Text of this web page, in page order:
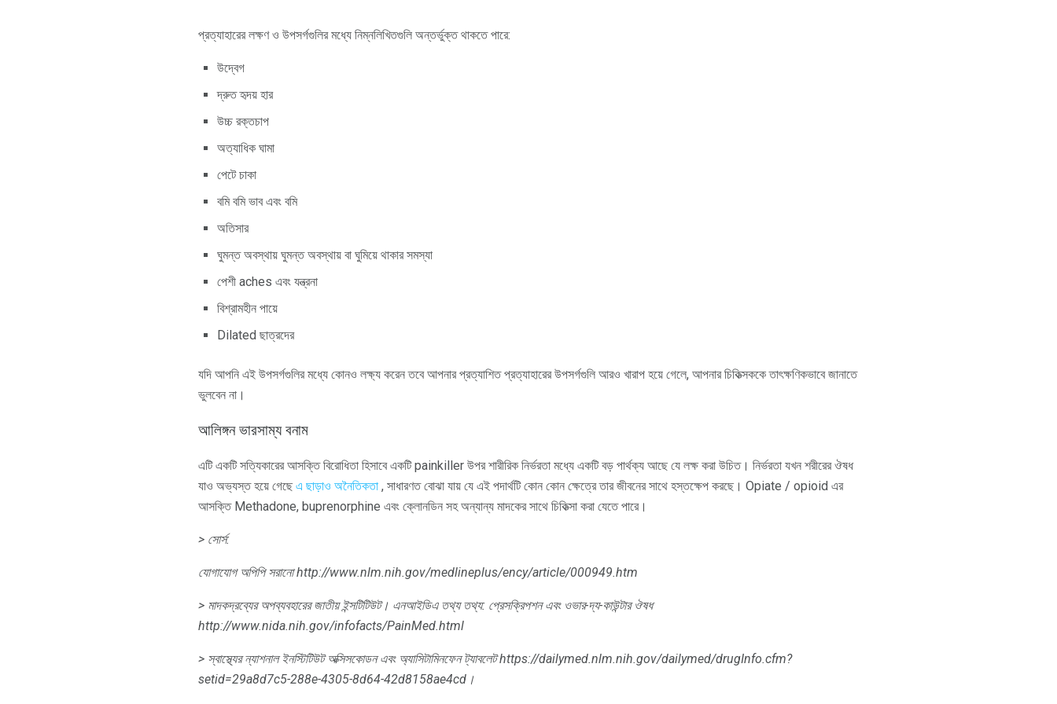
প্রত্যাহারের লক্ষণ ও উপসর্গগুলির মধ্যে নিম্নলিখিতগুলি অন্তর্ভুক্ত থাকতে পারে:
উদ্বেগ
দ্রুত হৃদয় হার
উচ্চ রক্তচাপ
অত্যাধিক ঘামা
পেটে চাকা
বমি বমি ভাব এবং বমি
অতিসার
ঘুমন্ত অবস্থায় ঘুমন্ত অবস্থায় বা ঘুমিয়ে থাকার সমস্যা
পেশী aches এবং যন্ত্রনা
বিশ্রামহীন পায়ে
Dilated ছাত্রদের
যদি আপনি এই উপসর্গগুলির মধ্যে কোনও লক্ষ্য করেন তবে আপনার প্রত্যাশিত প্রত্যাহারের উপসর্গগুলি আরও খারাপ হয়ে গেলে, আপনার চিকিত্সককে তাৎক্ষণিকভাবে জানাতে
ভুলবেন না।
আলিঙ্গন ভারসাম্য বনাম
এটি একটি সত্যিকারের আসক্তি বিরোধিতা হিসাবে একটি painkiller উপর শারীরিক নির্ভরতা মধ্যে একটি বড় পার্থক্য আছে যে লক্ষ করা উচিত। নির্ভরতা যখন শরীরের ঔষধ
যাও অভ্যস্ত হয়ে গেছে এ ছাড়াও অনৈতিকতা , সাধারণত বোঝা যায় যে এই পদার্থটি কোন কোন ক্ষেত্রে তার জীবনের সাথে হস্তক্ষেপ করছে। Opiate / opioid এর
আসক্তি Methadone, buprenorphine এবং ক্লোনডিন সহ অন্যান্য মাদকের সাথে চিকিত্সা করা যেতে পারে।
> সোর্স:
যোগাযোগ অপিপি সরানো http://www.nlm.nih.gov/medlineplus/ency/article/000949.htm
> মাদকদ্রব্যের অপব্যবহারের জাতীয় ইন্সটিটিউট। এনআইডিএ তথ্য তথ্য: প্রেসক্রিপশন এবং ওভার-দ্য-কাউন্টার ঔষধ
http://www.nida.nih.gov/infofacts/PainMed.html
> স্বাস্থ্যের ন্যাশনাল ইনস্টিটিউট অক্সিসকোডন এবং অ্যাসিটামিনফেন ট্যাবলেট https://dailymed.nlm.nih.gov/dailymed/drugInfo.cfm?
setid=29a8d7c5-288e-4305-8d64-42d8158ae4cd।